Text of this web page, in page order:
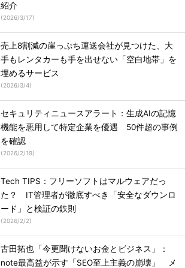
紹介
(2026/3/17)
売上8割減の崖っぷち運送会社が見つけた、大
手もレンタカーも手を出せない「空白地帯」を
埋めるサービス
(2026/3/4)
セキュリティニュースアラート：生成AIの記憶
機能を悪用して特定企業を優遇 50件超の事例
を確認
(2026/2/19)
Tech TIPS：フリーソフトはマルウェアだっ
た？ IT管理者が徹底すべき「安全なダウンロ
ード」と検証の鉄則
(2026/2/2)
古田拓也「今更聞けないお金とビジネス」：
note最高益が示す「SEO至上主義の崩壊」 メ